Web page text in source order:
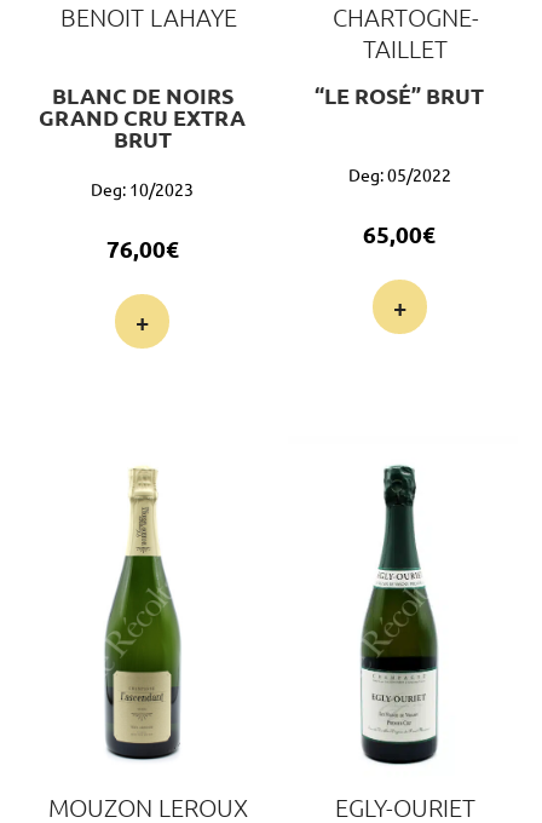
BENOIT LAHAYE
BLANC DE NOIRS
GRAND CRU EXTRA
BRUT
Deg: 10/2023
76,00€
+
CHARTOGNE-
TAILLET
“LE ROSÉ” BRUT
Deg: 05/2022
65,00€
+
MOUZON LEROUX EGLY-OURIET